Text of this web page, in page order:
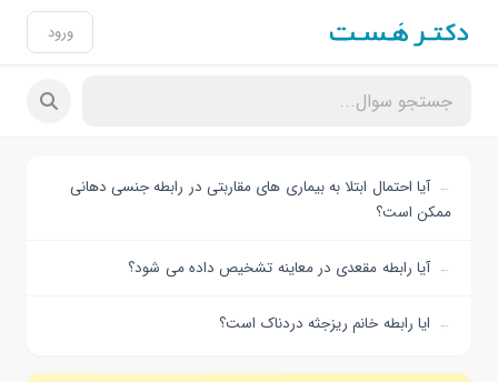
ورود
آیا احتمال ابتلا به بیماری های مقاربتی در رابطه جنسی دهانی
ممکن است؟
آیا رابطه مقعدی در معاینه تشخیص داده می شود؟
ایا رابطه خانم ریزجثه دردناک است؟